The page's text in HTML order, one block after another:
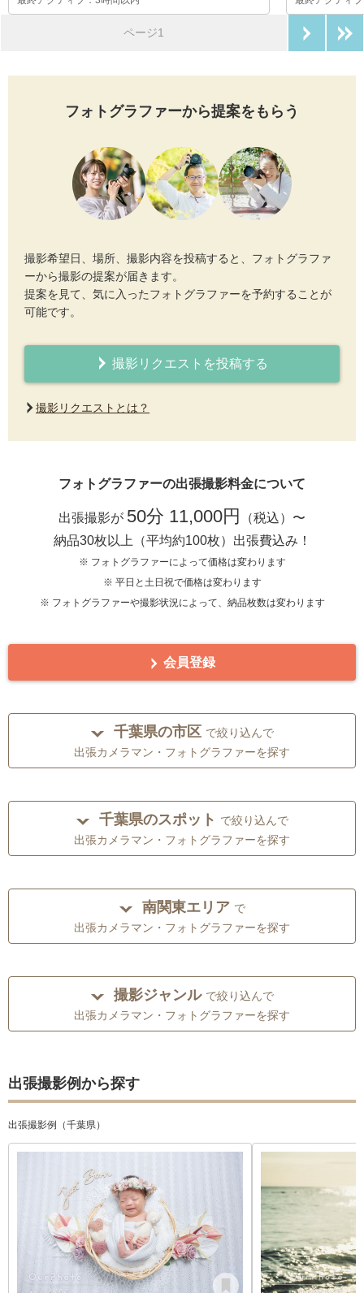
ページ1
フォトグラファーから提案をもらう
撮影希望日、場所、撮影内容を投稿すると、フォトグラファ
ーから撮影の提案が届きます。
提案を見て、気に入ったフォトグラファーを予約することが
可能です。
撮影リクエストを投稿する
撮影リクエストとは？
フォトグラファーの出張撮影料金について
出張撮影が 50分 11,000円
（税込）〜
納品30枚以上（平均約100枚）出張費込み！
※ フォトグラファーによって価格は変わります
※ 平日と土日祝で価格は変わります
※ フォトグラファーや撮影状況によって、納品枚数は変わります
会員登録
千葉県の市区 で絞り込んで
出張カメラマン・フォトグラファーを探す
千葉県のスポット で絞り込んで
出張カメラマン・フォトグラファーを探す
南関東エリア で
出張カメラマン・フォトグラファーを探す
撮影ジャンル で絞り込んで
出張カメラマン・フォトグラファーを探す
出張撮影例から探す
出張撮影例（千葉県）